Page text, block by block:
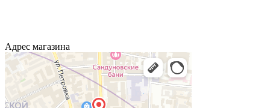
Адрес магазина